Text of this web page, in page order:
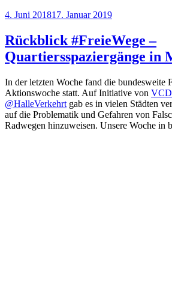
Veröffentlicht
4. Juni 201817. Januar 2019
Rückblick #FreieWege –
Quartiersspaziergänge in
In der letzten Woche fand die bundesweite
Aktionswoche statt. Auf Initiative von VCD
@HalleVerkehrt gab es in vielen Städten
auf die Problematik und Gefahren von
Radwegen hinzuweisen. Unsere Woche in